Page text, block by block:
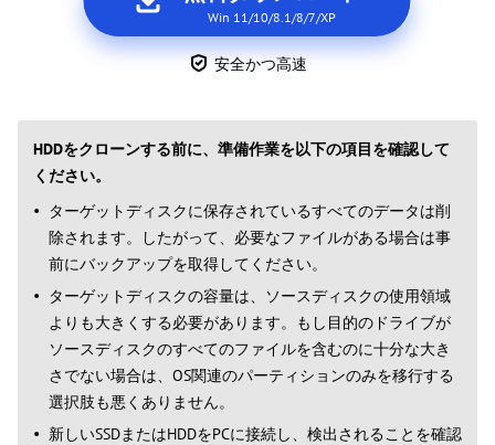
Win 11/10/8.1/8/7/XP
安全かつ高速
HDDをクローンする前に、準備作業を以下の項目を確認して
ください。
ターゲットディスクに保存されているすべてのデータは削
除されます。したがって、必要なファイルがある場合は事
前にバックアップを取得してください。
ターゲットディスクの容量は、ソースディスクの使用領域
よりも大きくする必要があります。もし目的のドライブが
ソースディスクのすべてのファイルを含むのに十分な大き
さでない場合は、OS関連のパーティションのみを移行する
選択肢も悪くありません。
新しいSSDまたはHDDをPCに接続し、検出されることを確認